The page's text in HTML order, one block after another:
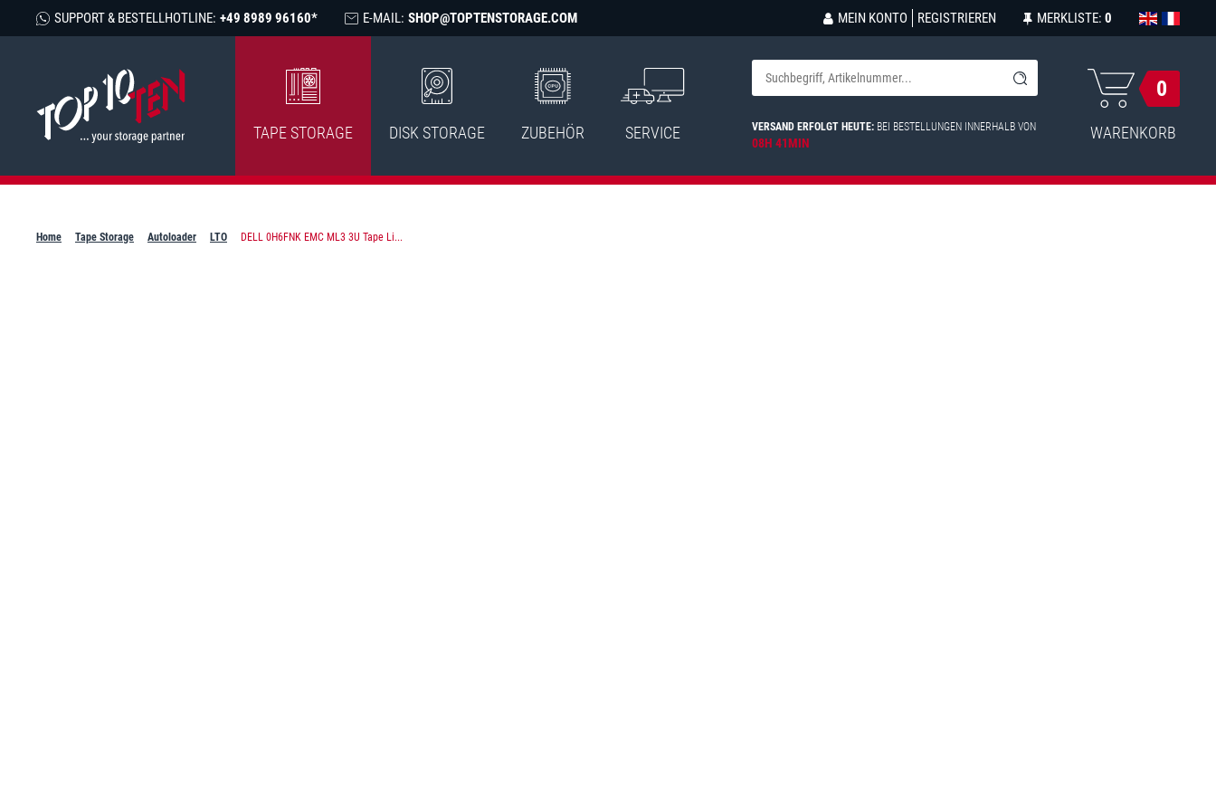
SUPPORT & BESTELLHOTLINE: +49 8989 96160* E-MAIL: SHOP@TOPTENSTORAGE.COM MEIN KONTO REGISTRIEREN MERKLISTE: 0
TAPE STORAGE DISK STORAGE ZUBEHÖR SERVICE VERSAND ERFOLGT HEUTE: BEI BESTELLUNGEN INNERHALB VON
08H 41MIN
0
WARENKORB
Home Tape Storage Autoloader LTO DELL 0H6FNK EMC ML3 3U Tape Li...